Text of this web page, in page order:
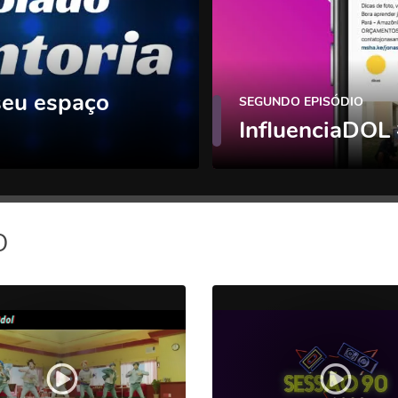
espaço SEGUNDO EPISÓDIO